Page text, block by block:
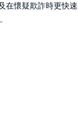
在懷疑欺詐時更快